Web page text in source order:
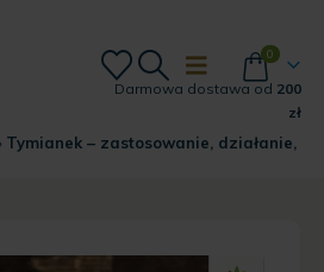
0
Darmowa dostawa od 200
zł
Tymianek – zastosowanie, działanie,